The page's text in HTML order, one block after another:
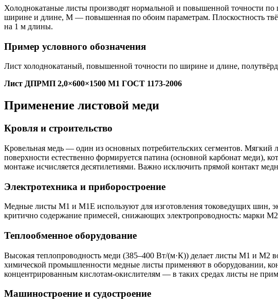
Холоднокатаные листы производят нормальной и повышенной точности
ширине и длине, М — повышенная по обоим параметрам. Плоскостность
на 1 м длины.
Пример условного обозначения
Лист холоднокатаный, повышенной точности по ширине и длине,
Лист ДПРМП 2,0×600×1500 М1 ГОСТ 1173-2006
Применение листовой меди
Кровля и строительство
Кровельная медь — один из основных потребительских сегментов.
поверхности естественно формируется патина (основной карбонат меди),
монтаже исчисляется десятилетиями. Важно исключить прямой контакт
Электротехника и приборостроение
Медные листы М1 и М1Е используют для изготовления токоведущих шин,
критично содержание примесей, снижающих электропроводность: марки
Теплообменное оборудование
Высокая теплопроводность меди (385–400 Вт/(м·К)) делает листы М1 и М2
химической промышленности медные листы применяют в оборудовании,
концентрированным кислотам-окислителям — в таких средах листы не
Машиностроение и судостроение